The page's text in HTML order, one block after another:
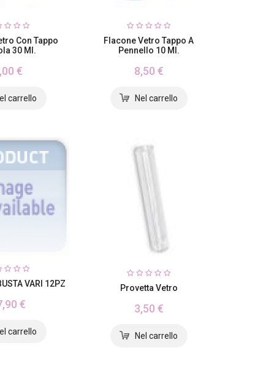
Con Tappo
30 Ml.
€
Flacone Vetro Tappo A
Pennello 10 Ml.
8,50 €
VARI 12PZ
€
Provetta Vetro
3,50 €